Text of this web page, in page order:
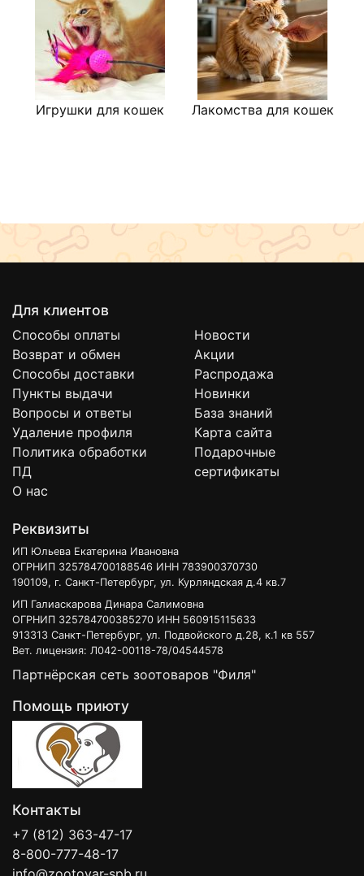
Игрушки для кошек Лакомства для кошек
Для клиентов
Способы оплаты
Возврат и обмен
Способы доставки
Пункты выдачи
Вопросы и ответы
Удаление профиля
Политика обработки
ПД
О нас
Новости
Акции
Распродажа
Новинки
База знаний
Карта сайта
Подарочные
сертификаты
Реквизиты
ИП Юльева Екатерина Ивановна
ОГРНИП 325784700188546 ИНН 783900370730
190109, г. Санкт-Петербург, ул. Курляндская д.4 кв.7
ИП Галиаскарова Динара Салимовна
ОГРНИП 325784700385270 ИНН 560915115633
913313 Санкт-Петербург, ул. Подвойского д.28, к.1 кв 557
Вет. лицензия: Л042-00118-78/04544578
Партнёрская сеть зоотоваров "Филя"
Помощь приюту
Контакты
+7 (812) 363-47-17
8-800-777-48-17